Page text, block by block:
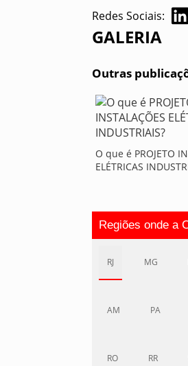
Redes Sociais:
GALERIA
Outras
O que é PROJETO
ELÉTRICAS
Regiões onde a
RJ MG
AM PA
RO RR